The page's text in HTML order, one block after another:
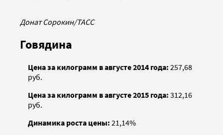
Донат Сорокин/ТАСС
Говядина
Цена за килограмм в августе 2014 года: 257,68
руб.
Цена за килограмм в августе 2015 года: 312,16
руб.
Динамика роста цены: 21,14%